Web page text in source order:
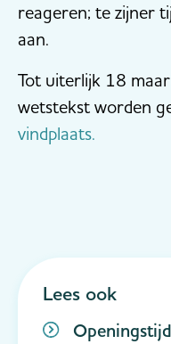
reageren; te zijner
aan.
Tot uiterlijk 18
wetstekst worden
vindplaats.
Lees ook